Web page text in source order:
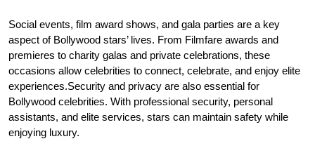
Social events, film award shows, and gala parties are a key
aspect of Bollywood stars’ lives. From Filmfare awards and
premieres to charity galas and private celebrations, these
occasions allow celebrities to connect, celebrate, and enjoy elite
experiences.Security and privacy are also essential for
Bollywood celebrities. With professional security, personal
assistants, and elite services, stars can maintain safety while
enjoying luxury.